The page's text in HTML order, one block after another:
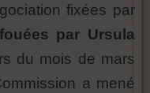
fixées par
par Ursula
du mois de mars
a mené